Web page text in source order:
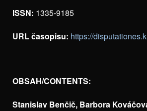
ISSN: 1335-9185
URL časopisu: https://
OBSAH/CONTENTS:
Stanislav Benčič, Barbora